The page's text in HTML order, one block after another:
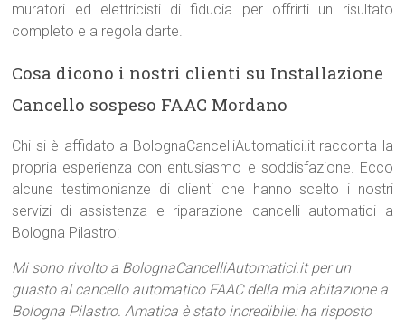
muratori ed elettricisti di fiducia per offrirti un risultato
completo e a regola darte.
Cosa dicono i nostri clienti su Installazione
Cancello sospeso FAAC Mordano
Chi si è affidato a BolognaCancelliAutomatici.it racconta la
propria esperienza con entusiasmo e soddisfazione. Ecco
alcune testimonianze di clienti che hanno scelto i nostri
servizi di assistenza e riparazione cancelli automatici a
Bologna Pilastro:
Mi sono rivolto a BolognaCancelliAutomatici.it per un
guasto al cancello automatico FAAC della mia abitazione a
Bologna Pilastro. Amatica è stato incredibile: ha risposto